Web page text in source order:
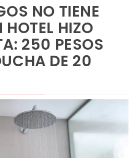
NO TIENE
HIZO
250 PESOS
DE 20